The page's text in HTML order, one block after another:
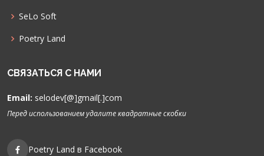
SeLo Soft
Poetry Land
СВЯЗАТЬСЯ С НАМИ
Email: selodev[@]gmail[.]com
Перед использованием удалите квадратные скобки
Poetry Land в Facebook